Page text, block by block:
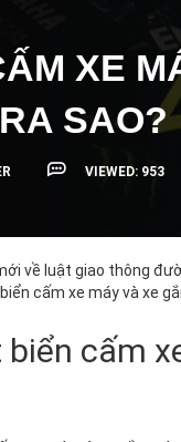
XE
SAO?
VIEWED: 953
về luật giao thông
cấm xe máy và xe
biển cấm